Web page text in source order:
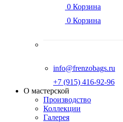
0 Корзина
0 Корзина
info@frenzobags.ru
‭+7 (915) 416-92-96
О мастерской
Производство
Коллекции
Галерея